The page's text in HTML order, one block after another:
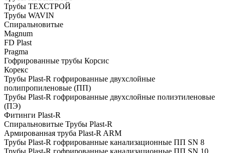
Трубы ТЕХСТРОЙ
Трубы WAVIN
Спиральновитые
Magnum
FD Plast
Pragma
Гофрированные трубы Корсис
Корекс
Трубы Plast-R гофрированные двухслойные
полипропиленовые (ПП)
Трубы Plast-R гофрированные двухслойные полиэтиленовые
(ПЭ)
Фитинги Plast-R
Спиральновитые Трубы Plast-R
Армированная труба Plast-R ARM
Трубы Plast-R гофрированные канализационные ПП SN 8